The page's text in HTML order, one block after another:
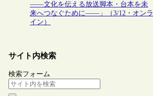
――文化を伝える放送脚本・台本を未
来へつなぐために――」（3/12・オンラ
イン）
サイト内検索
検索フォーム